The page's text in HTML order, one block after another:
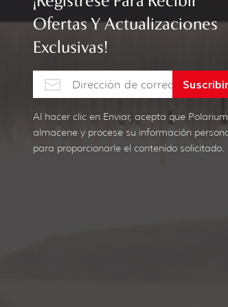
Ofertas Y Actualizaciones
Exclusivas!
Al hacer clic en Enviar, acepta que Polarium
almacene y procese su información
para proporcionarle el contenido solicitado.